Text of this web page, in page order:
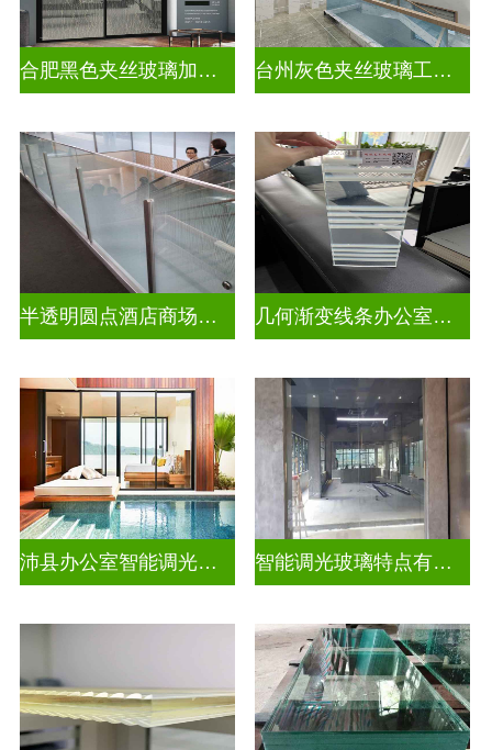
合肥黑色夹丝玻璃加工厂 台州灰色夹丝玻璃工厂招聘
半透明圆点酒店商场彩色渐变玻璃 几何渐变线条办公室彩色渐变玻璃
沛县办公室智能调光玻璃厂商 智能调光玻璃特点有哪些方面